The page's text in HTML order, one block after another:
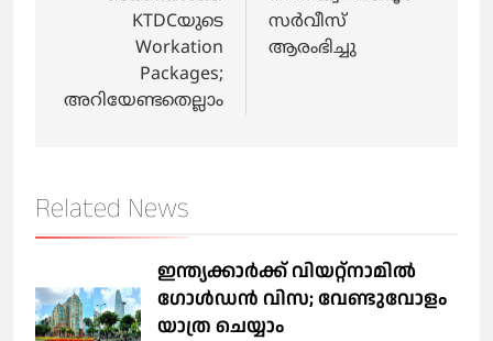
KTDCയുടെ
Workation
Packages;
അറിയേണ്ടതെല്ലാം
സര്‍വീസ്
ആരംഭിച്ചു
Related News
ഇന്ത്യക്കാർക്ക് വിയറ്റ്‌നാമില്‍
ഗോള്‍ഡന്‍ വിസ; വേണ്ടുവോളം
യാത്ര ചെയ്യാം